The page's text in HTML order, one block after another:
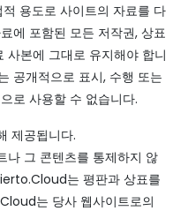
용도로 사이트의 자료를 다
에 포함된 모든 저작권, 상표
사본에 그대로 유지해야 합니
공개적으로 표시, 수행 또는
로 사용할 수 없습니다.
제공됩니다.
그 콘텐츠를 통제하지 않
는 평판과 상표를
는 당사 웹사이트로의